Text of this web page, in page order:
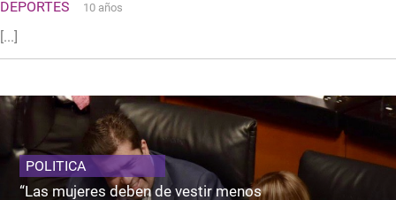
DEPORTES 10 años
[...]
POLITICA
“Las mujeres deben de vestir menos